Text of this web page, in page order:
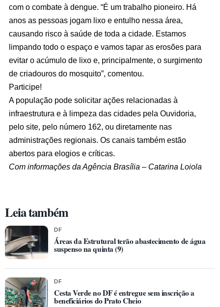
com o combate à dengue. “É um trabalho pioneiro. Há
anos as pessoas jogam lixo e entulho nessa área,
causando risco à saúde de toda a cidade. Estamos
limpando todo o espaço e vamos tapar as erosões para
evitar o acúmulo de lixo e, principalmente, o surgimento
de criadouros do mosquito”, comentou.
Participe!
A população pode solicitar ações relacionadas à
infraestrutura e à limpeza das cidades pela Ouvidoria,
pelo site, pelo número 162, ou diretamente nas
administrações regionais. Os canais também estão
abertos para elogios e críticas.
Com informações da Agência Brasília – Catarina Loiola
Leia também
DF
Áreas da Estrutural terão abastecimento de água
suspenso na quinta (9)
DF
Cesta Verde no DF é entregue sem inscrição a
beneficiários do Prato Cheio